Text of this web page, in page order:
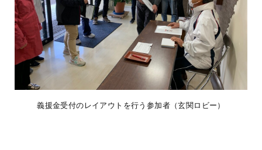
義援金受付のレイアウトを行う参加者（玄関ロビー）